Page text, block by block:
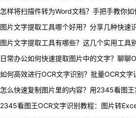
怎样将扫描件转为Word文档？手把手教你
图片文字提取工具有哪些？这几个实用工具
2345看图王OCR文字识别教程：图片转